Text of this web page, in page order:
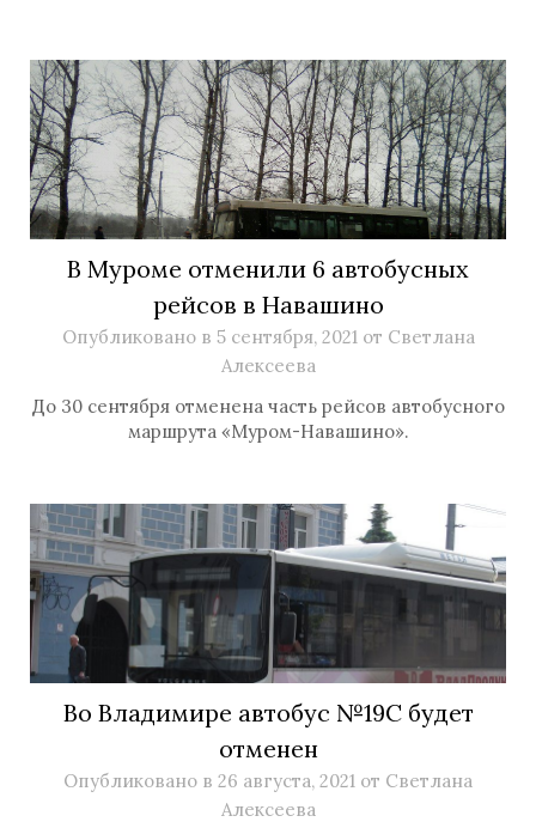
В Муроме отменили 6 автобусных
рейсов в Навашино
Опубликовано в 5 сентября, 2021 от Светлана
Алексеева
До 30 сентября отменена часть рейсов автобусного
маршрута «Муром-Навашино».
Во Владимире автобус №19С будет
отменен
Опубликовано в 26 августа, 2021 от Светлана
Алексеева